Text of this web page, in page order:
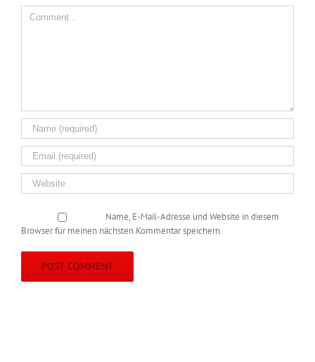
Comment
Name, E-Mail-Adresse und Website in diesem
Browser für meinen nächsten Kommentar speichern.